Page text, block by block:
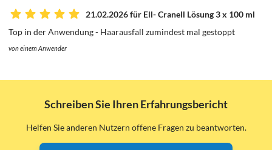
21.02.2026 für Ell- Cranell Lösung 3 x 100 ml
Top in der Anwendung - Haarausfall zumindest mal gestoppt
von einem Anwender
Schreiben Sie Ihren Erfahrungsbericht
Helfen Sie anderen Nutzern offene Fragen zu beantworten.